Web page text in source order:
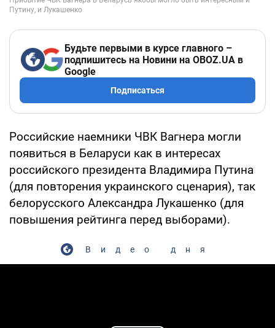
Будьте первыми в курсе главного –
подпишитесь на Новини на OBOZ.UA в
Google
Подписаться
Российские наемники ЧВК Вагнера могли
появиться в Беларуси как в интересах
российского президента Владимира Путина
(для повторения украинского сценария), так
белорусского Александра Лукашенко (для
повышения рейтинга перед выборами).
Видео дня